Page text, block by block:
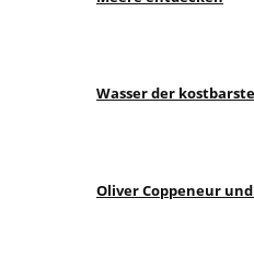
Wasser der
Oliver Coppeneur